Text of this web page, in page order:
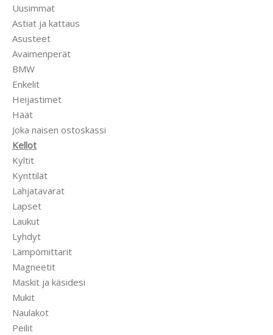
Uusimmat
Astiat ja kattaus
Asusteet
Avaimenperät
BMW
Enkelit
Heijastimet
Häät
Joka naisen ostoskassi
Kellot
Kyltit
Kynttilät
Lahjatavarat
Lapset
Laukut
Lyhdyt
Lämpömittarit
Magneetit
Maskit ja käsidesi
Mukit
Naulakot
Peilit